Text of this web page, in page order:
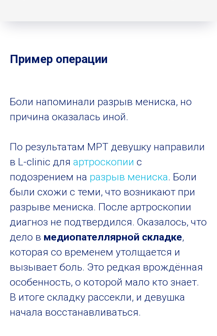
Пример операции
Боли напоминали разрыв мениска, но
причина оказалась иной.
По результатам МРТ девушку направили
в L-clinic для артроскопии с
подозрением на разрыв мениска. Боли
были схожи с теми, что возникают при
разрыве мениска. После артроскопии
диагноз не подтвердился. Оказалось, что
дело в медиопателлярной складке,
которая со временем утолщается и
вызывает боль. Это редкая врождённая
особенность, о которой мало кто знает.
В итоге складку рассекли, и девушка
начала восстанавливаться.